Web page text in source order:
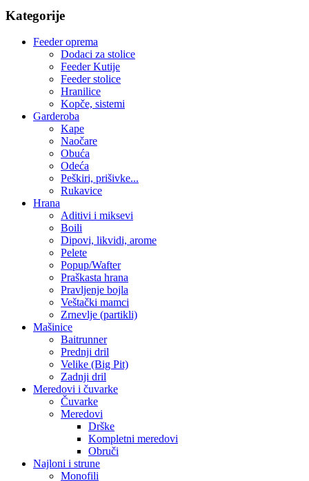
Kategorije
Feeder oprema
Dodaci za stolice
Feeder Kutije
Feeder stolice
Hranilice
Kopče, sistemi
Garderoba
Kape
Naočare
Obuća
Odeća
Peškiri, prišivke...
Rukavice
Hrana
Aditivi i miksevi
Boili
Dipovi, likvidi, arome
Pelete
Popup/Wafter
Praškasta hrana
Pravljenje bojla
Veštački mamci
Zrnevlje (partikli)
Mašinice
Baitrunner
Prednji dril
Velike (Big Pit)
Zadnji dril
Meredovi i čuvarke
Čuvarke
Meredovi
Drške
Kompletni meredovi
Obruči
Najloni i strune
Monofili